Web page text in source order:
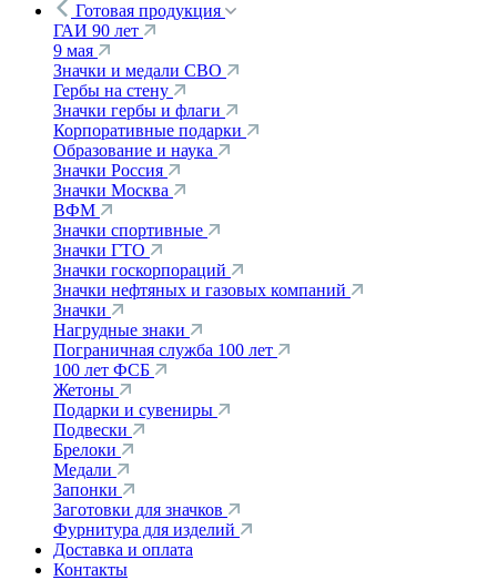
Готовая продукция
ГАИ 90 лет
9 мая
Значки и медали СВО
Гербы на стену
Значки гербы и флаги
Корпоративные подарки
Образование и наука
Значки Россия
Значки Москва
ВФМ
Значки спортивные
Значки ГТО
Значки госкорпораций
Значки нефтяных и газовых компаний
Значки
Нагрудные знаки
Пограничная служба 100 лет
100 лет ФСБ
Жетоны
Подарки и сувениры
Подвески
Брелоки
Медали
Запонки
Заготовки для значков
Фурнитура для изделий
Доставка и оплата
Контакты